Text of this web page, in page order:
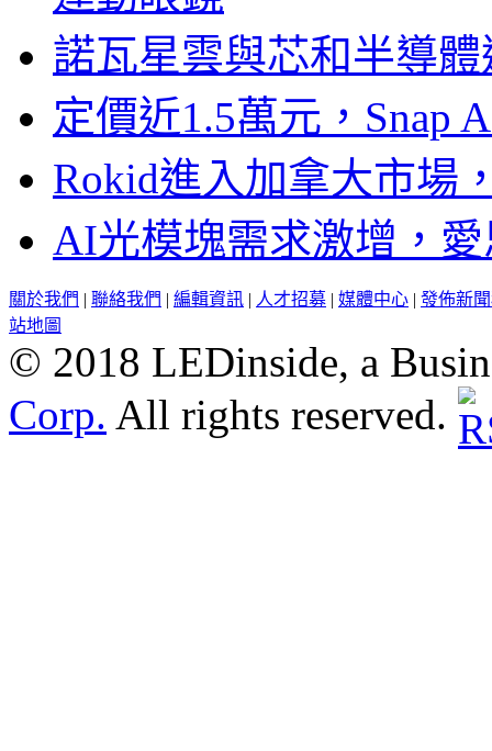
諾瓦星雲與芯和半導
定價近1.5萬元，Snap
Rokid進入加拿大市場
AI光模塊需求激增，
關於我們 | 聯絡我們 | 編輯資訊 | 人才招募 | 媒體中心 | 發佈新
站地圖
© 2018 LEDinside, a
Corp. All rights reserved.